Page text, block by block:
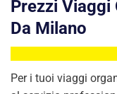
Prezzi Viaggi
Da Milano
Per i tuoi viaggi